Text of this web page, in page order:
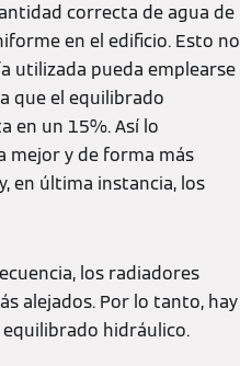
correcta de agua de
en el edificio. Esto no
utilizada pueda emplearse
que el equilibrado
en un 15%. Así lo
mejor y de forma más
en última instancia, los
los radiadores
alejados. Por lo tanto, hay
hidráulico.